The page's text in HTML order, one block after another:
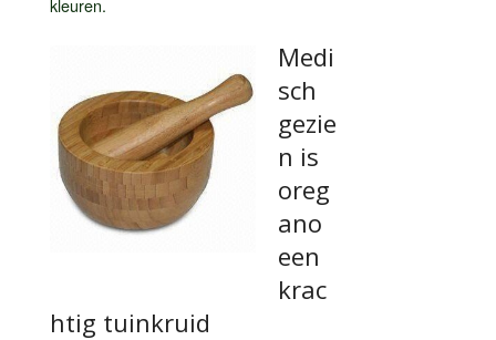
Medi
sch
gezie
n is
oreg
ano
een
krac
htig tuinkruid